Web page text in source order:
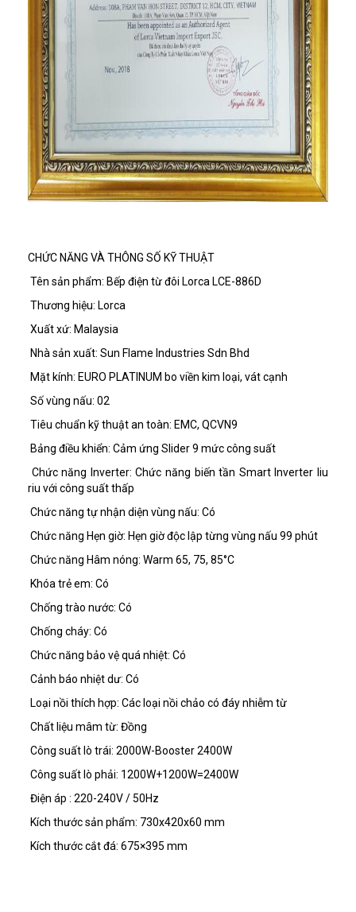
CHỨC NĂNG VÀ THÔNG SỐ KỸ THUẬT
Tên sản phẩm: Bếp điện từ đôi Lorca LCE-886D
Thương hiệu: Lorca
Xuất xứ: Malaysia
Nhà sản xuất: Sun Flame Industries Sdn Bhd
Mặt kính: EURO PLATINUM bo viền kim loại, vát cạnh
Số vùng nấu: 02
Tiêu chuẩn kỹ thuật an toàn: EMC, QCVN9
Bảng điều khiển: Cảm ứng Slider 9 mức công suất
Chức năng Inverter:Chức năng biến tần Smart Inverter liu
riu với công suất thấp
Chức năng tự nhận diện vùng nấu: Có
Chức năng Hẹn giờ: Hẹn giờ độc lập từng vùng nấu 99 phút
Chức năng Hâm nóng: Warm 65, 75, 85°C
Khóa trẻ em: Có
Chống trào nước: Có
Chống cháy: Có
Chức năng bảo vệ quá nhiệt: Có
Cảnh báo nhiệt dư: Có
Loại nồi thích hợp: Các loại nồi chảo có đáy nhiễm từ
Chất liệu mâm từ: Đồng
Công suất lò trái: 2000W-Booster 2400W
Công suất lò phải: 1200W+1200W=2400W
Điện áp : 220-240V / 50Hz
Kích thước sản phẩm: 730x420x60 mm
Kích thước cắt đá: 675×395 mm